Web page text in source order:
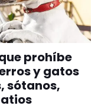
prohíbe
y gatos
sótanos,